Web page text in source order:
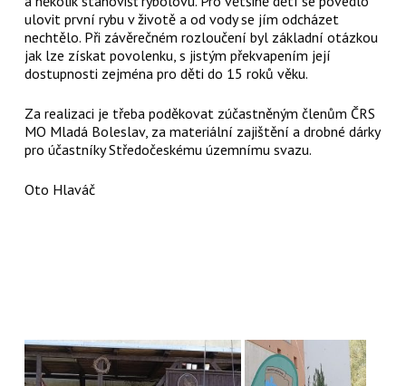
ulovit první rybu v životě a od vody se jím odcházet
nechtělo. Při závěrečném rozloučení byl základní otázkou
jak lze získat povolenku, s jistým překvapením její
dostupnosti zejména pro děti do 15 roků věku.
Za realizaci je třeba poděkovat zúčastněným členům ČRS
MO Mladá Boleslav, za materiální zajištění a drobné dárky
pro účastníky Středočeskému územnímu svazu.
Oto Hlaváč